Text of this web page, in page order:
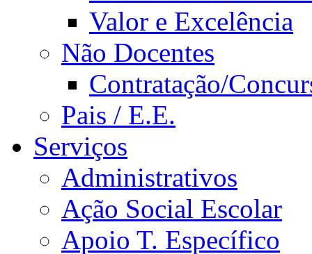
Valor e Excelência
Não Docentes
Contratação/
Pais / E.E.
Serviços
Administrativos
Ação Social Escolar
Apoio T. Específico